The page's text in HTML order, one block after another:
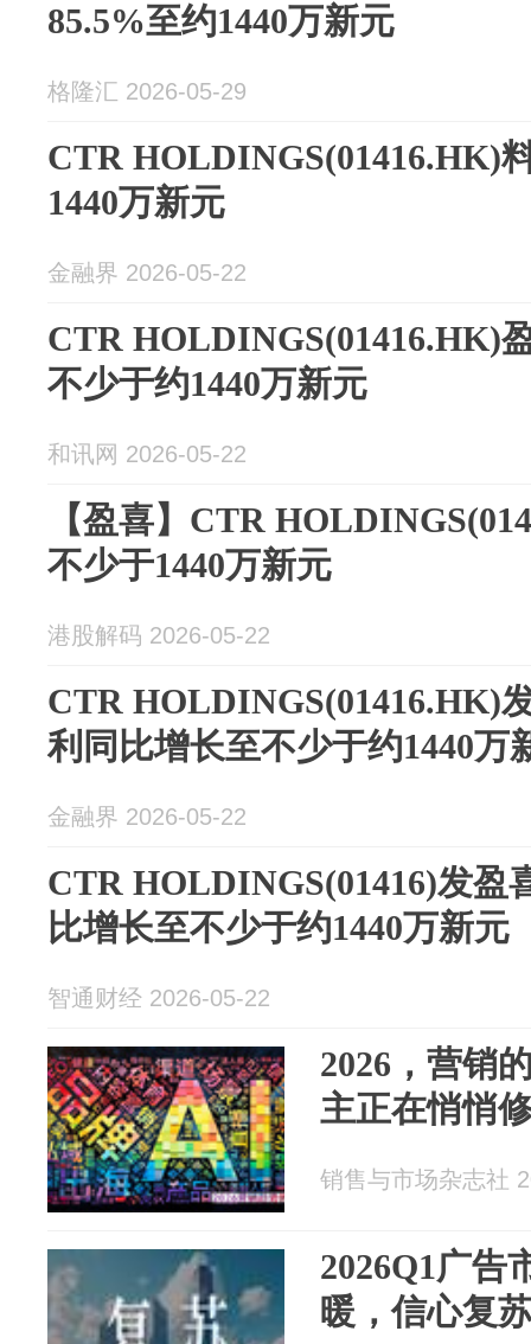
85.5%至约1440万新元
格隆汇 2026-05-29
CTR HOLDINGS(01416.HK)
1440万新元
金融界 2026-05-22
CTR HOLDINGS(01416.HK)
不少于约1440万新元
和讯网 2026-05-22
【盈喜】CTR
不少于1440万新元
港股解码 2026-05-22
CTR HOLDINGS(01416.HK)
利同比增长至不少于约1440万
金融界 2026-05-22
CTR HOLDINGS(01416)发盈
比增长至不少于约1440万新元
智通财经 2026-05-22
2026，营销
主正在悄悄
销售与市场杂志社
2026Q1广告
暖，信心复